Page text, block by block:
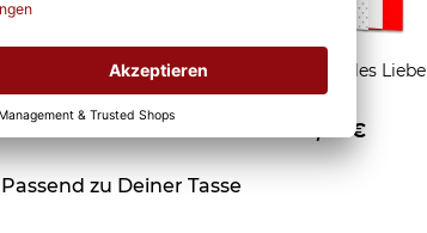
Grußkarte Alles Liebe
1,95 €
Passend zu Deiner Tasse